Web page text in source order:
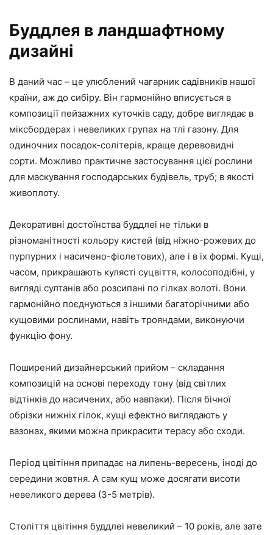
Буддлея в ландшафтному
дизайні
В даний час – це улюблений чагарник садівників нашої
країни, аж до сибіру. Він гармонійно вписується в
композиції пейзажних куточків саду, добре виглядає в
міксбордерах і невеликих групах на тлі газону. Для
одиночних посадок-солітерів, краще деревовидні
сорти. Можливо практичне застосування цієї рослини
для маскування господарських будівель, труб; в якості
живоплоту.
Декоративні достоїнства буддлеі не тільки в
різноманітності кольору кистей (від ніжно-рожевих до
пурпурних і насичено-фіолетових), але і в їх формі. Кущі,
часом, прикрашають кулясті суцвіття, колосоподібні, у
вигляді султанів або розсипані по гілках волоті. Вони
гармонійно поєднуються з іншими багаторічними або
кущовими рослинами, навіть трояндами, виконуючи
функцію фону.
Поширений дизайнерський прийом – складання
композицій на основі переходу тону (від світлих
відтінків до насичених, або навпаки). Після бічної
обрізки нижніх гілок, кущі ефектно виглядають у
вазонах, якими можна прикрасити терасу або сходи.
Період цвітіння припадає на липень-вересень, іноді до
середини жовтня. А сам кущ може досягати висоти
невеликого дерева (3-5 метрів).
Століття цвітіння буддлеі невеликий – 10 років, але зате